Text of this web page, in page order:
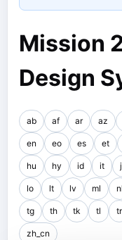
Mission
Design
ab af ar az
en eo es et
hu hy id it
lo lt lv ml nl
tg th tk tl tr
zh_cn